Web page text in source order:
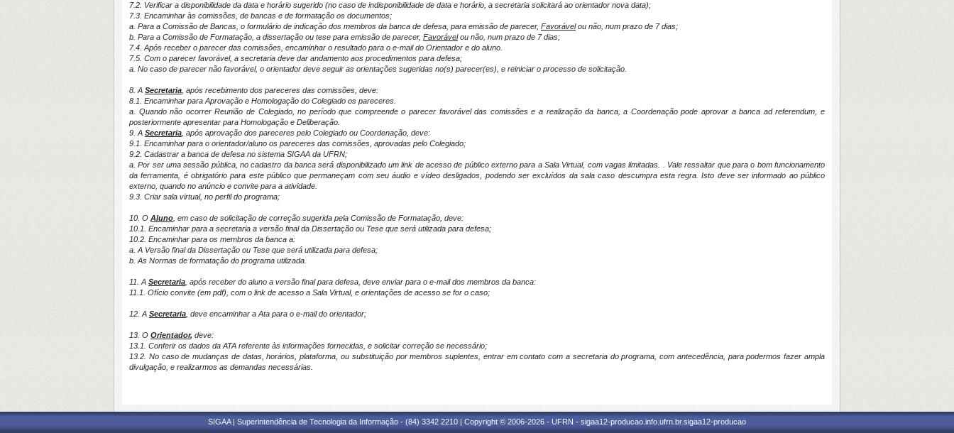
7.2. Verificar a disponibilidade da data e horário sugerido (no caso de indisponibilidade de data e horário, a secretaria solicitará ao orientador nova data);
7.3. Encaminhar às comissões, de bancas e de formatação os documentos;
a. Para a Comissão de Bancas, o formulário de indicação dos membros da banca de defesa, para emissão de parecer, Favorávelou não, num prazo de 7 dias;
b. Para a Comissão de Formatação, a dissertação ou tese para emissão de parecer, Favorávelou não, num prazo de 7 dias;
7.4. Após receber o parecer das comissões, encaminhar o resultado para o e-mail do Orientador e do aluno.
7.5. Com o parecer favorável, a secretaria deve dar andamento aos procedimentos para defesa;
a. No caso de parecer não favorável, o orientador deve seguir as orientações sugeridas no(s) parecer(es), e reiniciar o processo de solicitação.
8. A Secretaria , após recebimento dos pareceres das comissões, deve:
8.1. Encaminhar para Aprovação e Homologação do Colegiado os pareceres.
a. Quando não ocorrer Reunião de Colegiado, no período que compreende o parecer favorável das comissões e a realização da banca, a Coordenação pode aprovar a banca ad referendum, e
posteriormente apresentar para Homologação e Deliberação.
9. A Secretaria , após aprovação dos pareceres pelo Colegiado ou Coordenação, deve:
9.1. Encaminhar para o orientador/aluno os pareceres das comissões, aprovadas pelo Colegiado;
9.2. Cadastrar a banca de defesa no sistema SIGAA da UFRN;
a. Por ser uma sessão pública, no cadastro da banca será disponibilizado um link de acesso de público externo para a Sala Virtual, com vagas limitadas. . Vale ressaltar que para o bom funcionamento
da ferramenta, é obrigatório para este público que permaneçam com seu áudio e vídeo desligados, podendo ser excluídos da sala caso descumpra esta regra. Isto deve ser informado ao público
externo, quando no anúncio e convite para a atividade.
9.3. Criar sala virtual, no perfil do programa;
10. O Aluno , em caso de solicitação de correção sugerida pela Comissão de Formatação, deve:
10.1. Encaminhar para a secretaria a versão final da Dissertação ou Tese que será utilizada para defesa;
10.2. Encaminhar para os membros da banca a:
a. A Versão final da Dissertação ou Tese que será utilizada para defesa;
b. As Normas de formatação do programa utilizada.
11. A Secretaria , após receber do aluno a versão final para defesa, deve enviar para o e-mail dos membros da banca:
11.1. Ofício convite (em pdf), com o link de acesso a Sala Virtual, e orientações de acesso se for o caso;
12. A Secretaria , deve encaminhar a Ata para o e-mail do orientador;
13. O Orientador, deve:
13.1. Conferir os dados da ATA referente às informações fornecidas, e solicitar correção se necessário;
13.2. No caso de mudanças de datas, horários, plataforma, ou substituição por membros suplentes, entrar em contato com a secretaria do programa, com antecedência, para podermos fazer ampla
divulgação, e realizarmos as demandas necessárias.
SIGAA | Superintendência de Tecnologia da Informação - (84) 3342 2210 | Copyright © 2006-2026 - UFRN - sigaa12-producao.info.ufrn.br.sigaa12-producao